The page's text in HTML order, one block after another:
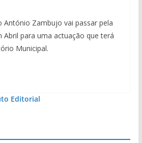
António Zambujo vai passar pela
Abril para uma actuação que terá
Municipal.
Editorial